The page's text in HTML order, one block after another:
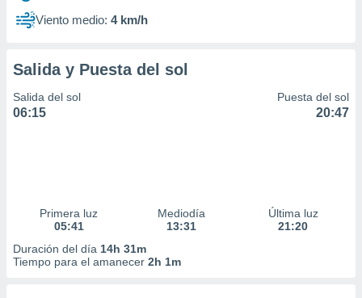
Viento medio: 4 km/h
Salida y Puesta del sol
Salida del sol
06:15
Puesta del sol
20:47
Primera luz
05:41
Mediodía
13:31
Última luz
21:20
Duración del día 14h 31m
Tiempo para el amanecer 2h 1m